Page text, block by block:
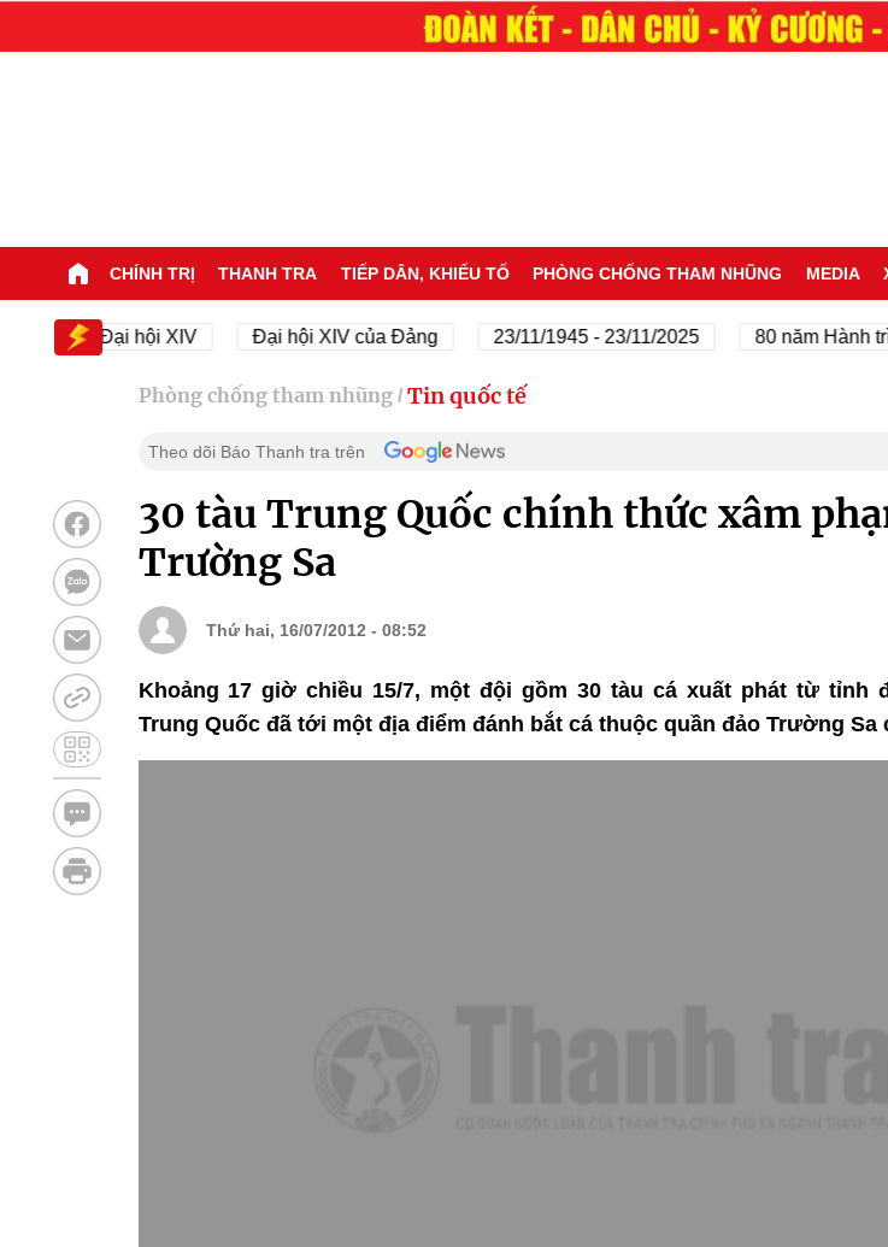
CHÍNH TRỊ THANH TRA TIẾP DÂN, KHIẾU TỐ PHÒNG CHỐNG THAM NHŨNG MEDIA
Đại hội XIV Đại hội XIV của Đảng 23/11/1945 - 23/11/2025 80 năm Hành trình
Phòng chống tham nhũng / Tin quốc tế
Theo dõi Báo Thanh tra trên
30 tàu Trung Quốc chính thức xâm
Trường Sa
Thứ hai, 16/07/2012 - 08:52
Khoảng 17 giờ chiều 15/7, một đội gồm 30 tàu cá xuất phát từ tỉnh
Trung Quốc đã tới một địa điểm đánh bắt cá thuộc quần đảo Trường Sa